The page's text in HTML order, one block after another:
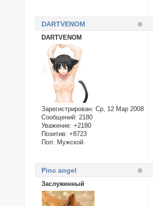
DARTVENOM
DARTVENOM
Зарегистрирован: Ср, 12 Мар 2008
Сообщений: 2180
Уважение: +2180
Позитив: +8723
Пол: Мужской
Pinc angel
Заслуженный